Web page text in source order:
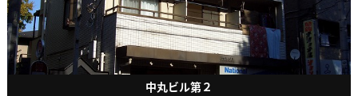
中丸ビル第２